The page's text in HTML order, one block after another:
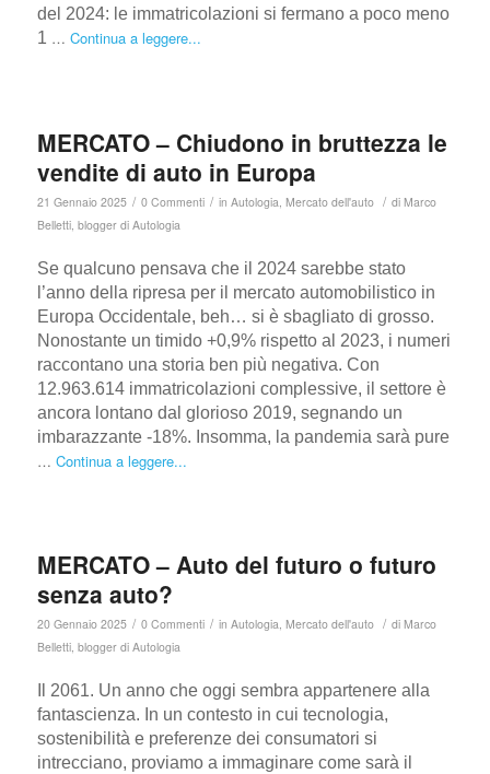
del 2024: le immatricolazioni si fermano a poco meno
1 … Continua a leggere...
MERCATO – Chiudono in bruttezza le
vendite di auto in Europa
21 Gennaio 2025 / 0 Commenti / in Autologia, Mercato dell'auto / di Marco
Belletti, blogger di Autologia
Se qualcuno pensava che il 2024 sarebbe stato
l’anno della ripresa per il mercato automobilistico in
Europa Occidentale, beh… si è sbagliato di grosso.
Nonostante un timido +0,9% rispetto al 2023, i numeri
raccontano una storia ben più negativa. Con
12.963.614 immatricolazioni complessive, il settore è
ancora lontano dal glorioso 2019, segnando un
imbarazzante -18%. Insomma, la pandemia sarà pure
… Continua a leggere...
MERCATO – Auto del futuro o futuro
senza auto?
20 Gennaio 2025 / 0 Commenti / in Autologia, Mercato dell'auto / di Marco
Belletti, blogger di Autologia
Il 2061. Un anno che oggi sembra appartenere alla
fantascienza. In un contesto in cui tecnologia,
sostenibilità e preferenze dei consumatori si
intrecciano, proviamo a immaginare come sarà il